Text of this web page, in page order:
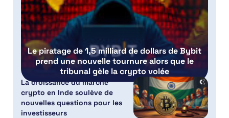
Le piratage de 1,5 milliard de dollars de Bybit
prend une nouvelle tournure alors que le
tribunal gèle la crypto volée
La croissance du marché
crypto en Inde soulève de
nouvelles questions pour les
investisseurs